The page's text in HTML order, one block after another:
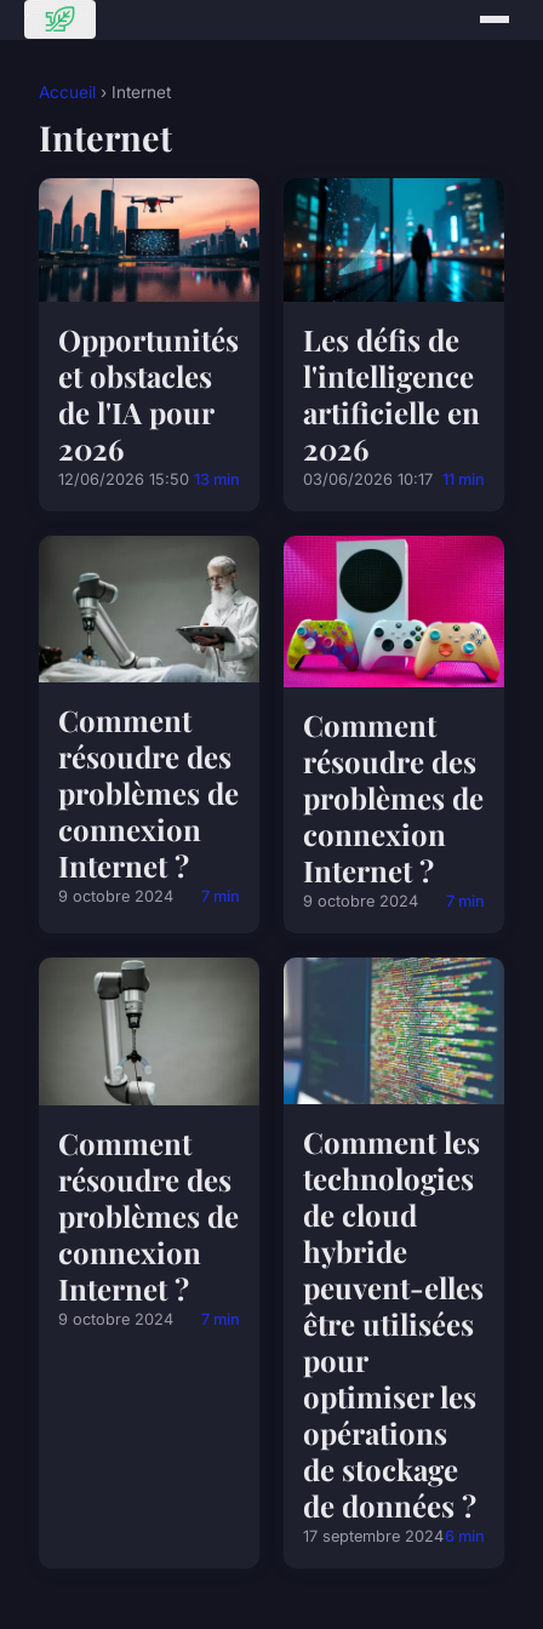
Accueil › Internet
Internet
Opportunités
et obstacles
de l'IA pour
2026
12/06/2026 15:50 13 min
Les défis de
l'intelligence
artificielle en
2026
03/06/2026 10:17 11 min
Comment
résoudre des
problèmes de
connexion
Internet ?
9 octobre 2024 7 min
Comment
résoudre des
problèmes de
connexion
Internet ?
9 octobre 2024 7 min
Comment
résoudre des
problèmes de
connexion
Internet ?
9 octobre 2024 7 min
Comment les
technologies
de cloud
hybride
peuvent-elles
être utilisées
pour
optimiser les
opérations
de stockage
de données ?
17 septembre 20246 min